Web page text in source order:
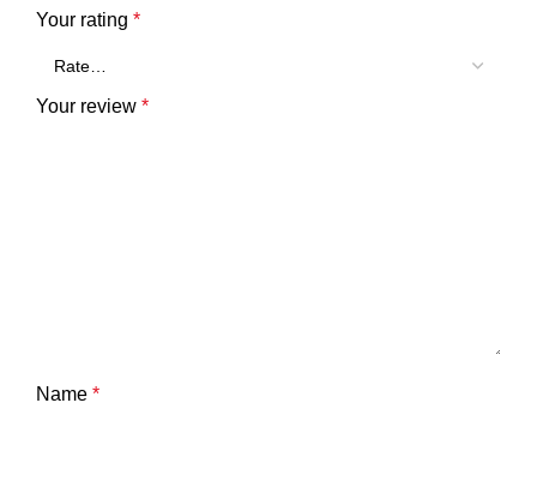
Your rating *
Your review *
Name *